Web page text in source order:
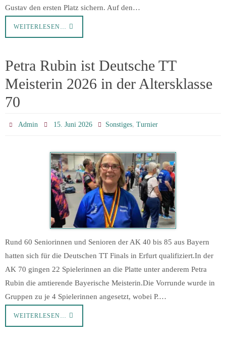
Gustav den ersten Platz sichern. Auf den…
WEITERLESEN…
Petra Rubin ist Deutsche TT
Meisterin 2026 in der Altersklasse
70
Admin 15. Juni 2026 Sonstiges, Turnier
Rund 60 Seniorinnen und Senioren der AK 40 bis 85 aus Bayern
hatten sich für die Deutschen TT Finals in Erfurt qualifiziert.In der
AK 70 gingen 22 Spielerinnen an die Platte unter anderem Petra
Rubin die amtierende Bayerische Meisterin.Die Vorrunde wurde in
Gruppen zu je 4 Spielerinnen angesetzt, wobei P.…
WEITERLESEN…